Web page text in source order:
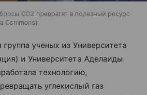
CO2 превратят в полезный ресурс
Commons
ученых из Университета
и Университета Аделаиды
технологию,
углекислый газ